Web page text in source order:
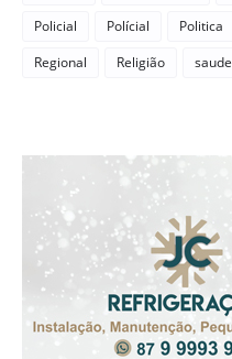
Policial
Polícial Politica
Regional
Religião saude